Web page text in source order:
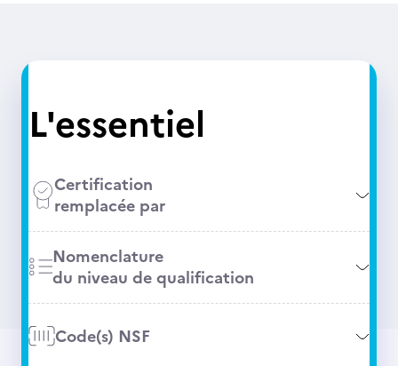
L'essentiel
Certification
remplacée par
Nomenclature
du niveau de qualification
Code(s) NSF